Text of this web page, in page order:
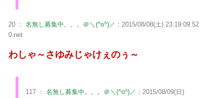
20 ： 名無し募集中。。。＠＼(^o^)／ ：2015/08/08(土) 23:19:09.52
0.net
わしゃ～さゆみじゃけぇのぅ～
117 ： 名無し募集中。。。＠＼(^o^)／ ：2015/08/09(日)